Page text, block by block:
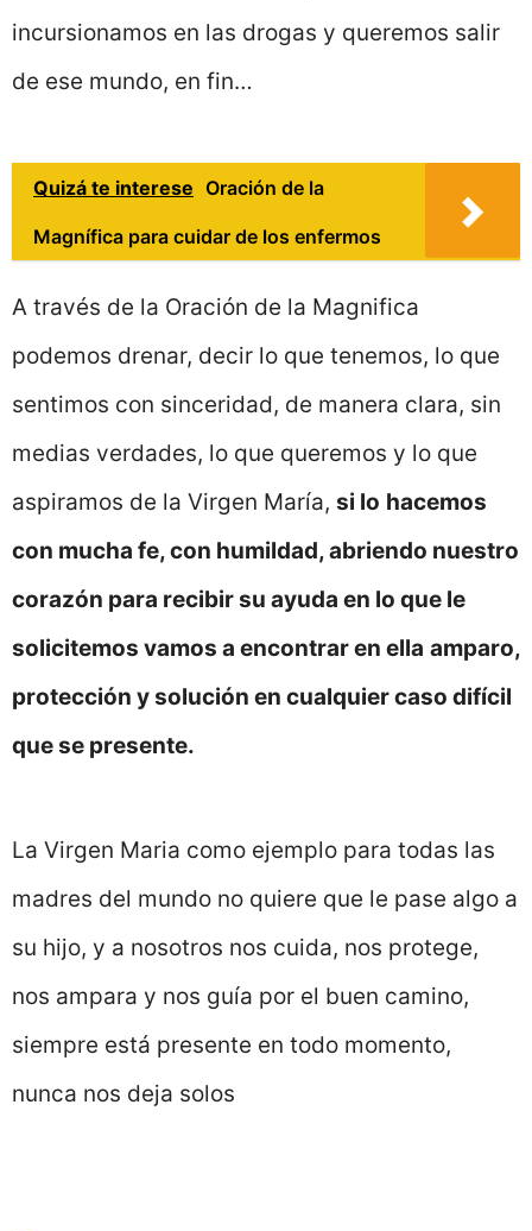
incursionamos en las drogas y queremos salir
de ese mundo, en fin…
Quizá te interese Oración de la
Magnífica para cuidar de los enfermos
A través de la Oración de la Magnifica
podemos drenar, decir lo que tenemos, lo que
sentimos con sinceridad, de manera clara, sin
medias verdades, lo que queremos y lo que
aspiramos de la Virgen María, si lo hacemos
con mucha fe, con humildad, abriendo nuestro
corazón para recibir su ayuda en lo que le
solicitemos vamos a encontrar en ella amparo,
protección y solución en cualquier caso difícil
que se presente.
La Virgen Maria como ejemplo para todas las
madres del mundo no quiere que le pase algo a
su hijo, y a nosotros nos cuida, nos protege,
nos ampara y nos guía por el buen camino,
siempre está presente en todo momento,
nunca nos deja solos